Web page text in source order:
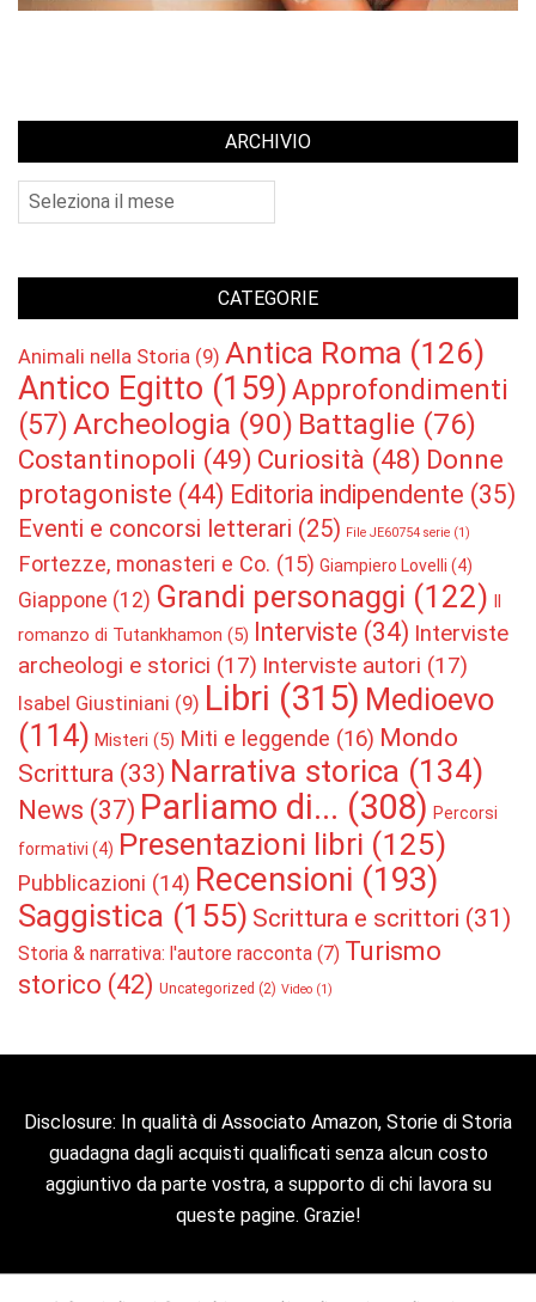
ARCHIVIO
Archivio
CATEGORIE
Animali nella Storia (9) Antica Roma (126)
Antico Egitto (159)Approfondimenti
(57) Archeologia (90) Battaglie (76)
Costantinopoli (49) Curiosità (48) Donne
protagoniste (44) Editoria indipendente (35)
Eventi e concorsi letterari (25) File JE60754 serie (1)
Fortezze, monasteri e Co. (15) Giampiero Lovelli (4)
Giappone (12) Grandi personaggi (122) Il
romanzo di Tutankhamon (5) Interviste (34) Interviste
archeologi e storici (17) Interviste autori (17)
Isabel Giustiniani (9) Libri (315) Medioevo
(114) Misteri (5) Miti e leggende (16) Mondo
Scrittura (33) Narrativa storica (134)
News (37) Parliamo di... (308) Percorsi
formativi (4) Presentazioni libri (125)
Pubblicazioni (14) Recensioni (193)
Saggistica (155) Scrittura e scrittori (31)
Storia & narrativa: l'autore racconta (7) Turismo
storico (42) Uncategorized (2) Video (1)
Disclosure: In qualità di Associato Amazon, Storie di Storia
guadagna dagli acquisti qualificati senza alcun costo
aggiuntivo da parte vostra, a supporto di chi lavora su
queste pagine. Grazie!